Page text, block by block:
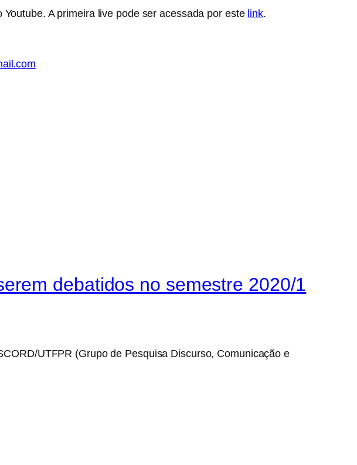
Youtube. A primeira live pode ser acessada por este link.
debatidos no semestre 2020/1
UTFPR (Grupo de Pesquisa Discurso, Comunicação e